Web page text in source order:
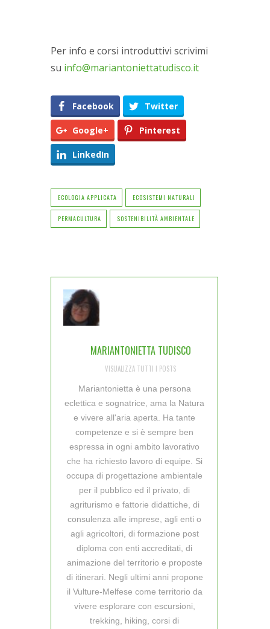
Per info e corsi introduttivi scrivimi
su info@mariantoniettatudisco.it
Facebook Twitter
Google+ Pinterest
LinkedIn
ECOLOGIA APPLICATA ECOSISTEMI NATURALI
PERMACULTURA SOSTENIBILITÀ AMBIENTALE
MARIANTONIETTA TUDISCO
VISUALIZZA TUTTI I POSTS
Mariantonietta è una persona
eclettica e sognatrice, ama la Natura
e vivere all'aria aperta. Ha tante
competenze e si è sempre ben
espressa in ogni ambito lavorativo
che ha richiesto lavoro di equipe. Si
occupa di progettazione ambientale
per il pubblico ed il privato, di
agriturismo e fattorie didattiche, di
consulenza alle imprese, agli enti o
agli agricoltori, di formazione post
diploma con enti accreditati, di
animazione del territorio e proposte
di itinerari. Negli ultimi anni propone
il Vulture-Melfese come territorio da
vivere esplorare con escursioni,
trekking, hiking, corsi di